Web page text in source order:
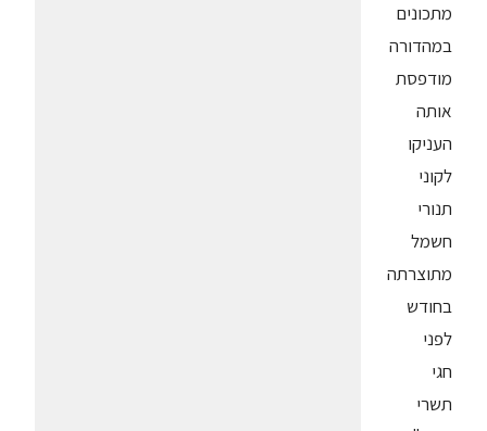
מתכונים
במהדורה
מודפסת
אותה
העניקו
לקוני
תנורי
חשמל
מתוצרתה
בחודש
לפני
חגי
תשרי